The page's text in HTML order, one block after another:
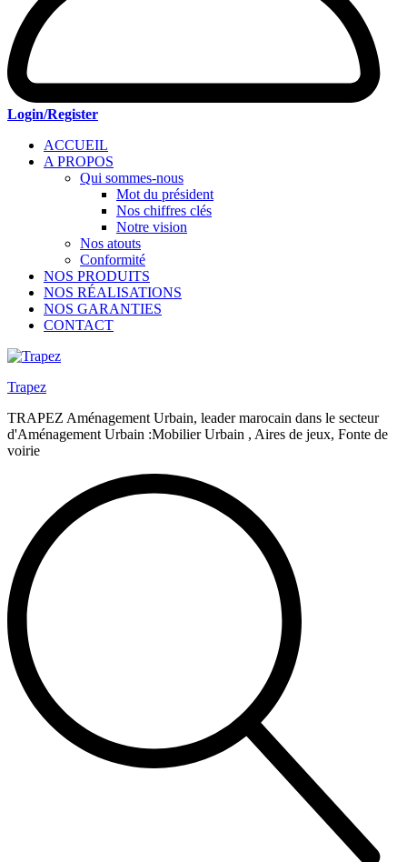
Login/Register
ACCUEIL
A PROPOS
Qui sommes-nous
Mot du président
Nos chiffres clés
Notre vision
Nos atouts
Conformité
NOS PRODUITS
NOS RÉALISATIONS
NOS GARANTIES
CONTACT
Trapez
TRAPEZ Aménagement Urbain, leader marocain dans le secteur
d'Aménagement Urbain :Mobilier Urbain , Aires de jeux, Fonte de
voirie